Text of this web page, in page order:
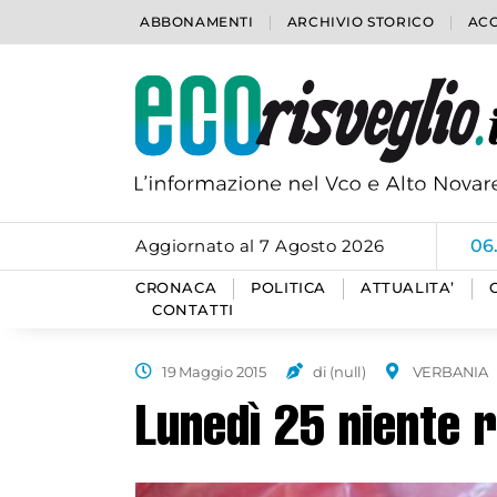
ABBONAMENTI ARCHIVIO STORICO
Aggiornato al 7 Agosto 2026
CRONACA POLITICA ATTUALITA’
CONTATTI
19 Maggio 2015 di (null) VERBANIA
Lunedì 25